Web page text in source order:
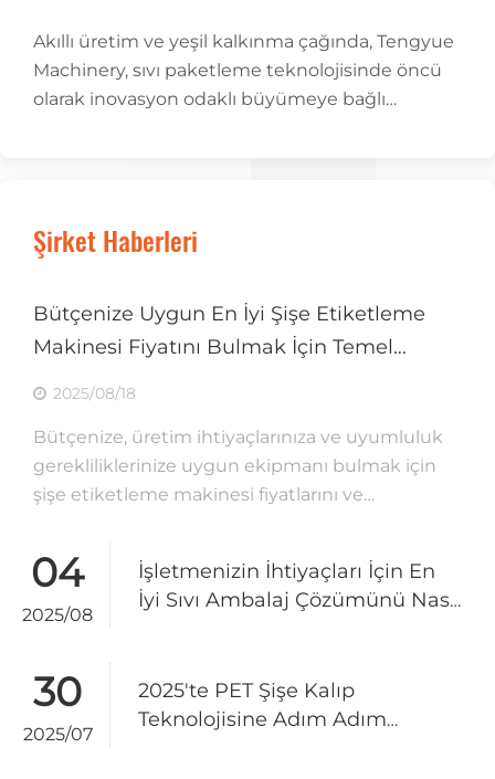
Akıllı üretim ve yeşil kalkınma çağında, Tengyue
Machinery, sıvı paketleme teknolojisinde öncü
olarak inovasyon odaklı büyümeye bağlı
Şirket Haberleri
Bütçenize Uygun En İyi Şişe Etiketleme
Makinesi Fiyatını Bulmak İçin Temel
Adımlar
2025/08/18
Bütçenize, üretim ihtiyaçlarınıza ve uyumluluk
gerekliliklerinize uygun ekipmanı bulmak için
şişe etiketleme makinesi fiyatlarını ve
04
2025/08
İşletmenizin İhtiyaçları İçin En
İyi Sıvı Ambalaj Çözümünü Nasıl
30
2025/07
2025'te PET Şişe Kalıp
Teknolojisine Adım Adım